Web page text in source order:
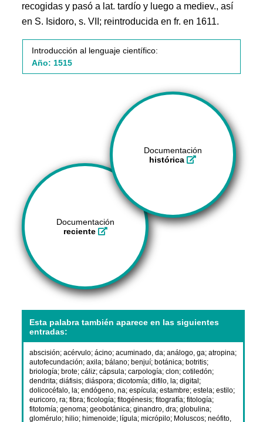
recogidas y pasó a lat. tardío y luego a mediev., así
en S. Isidoro, s. VII; reintroducida en fr. en 1611.
Introducción al lenguaje científico:
Año: 1515
Documentación
histórica
Documentación
reciente
Esta palabra también aparece en las siguientes
entradas:
abscisión;acérvulo;ácino;acuminado, da;análogo, ga;atropina;
autofecundación;axila; bálano; benjuí; botánica; botritis;
briología; brote;cáliz;cápsula;carpología;clon;cotiledón;
dendrita;diáfisis;diáspora;dicotomía;difilo, la;digital ;
dolicocéfalo, la;endógeno, na;espícula;estambre;estela;estilo;
euricoro, ra;fibra;ficología;fitogénesis;fitografía;fitología;
fitotomía;genoma;geobotánica;ginandro, dra;globulina;
glomérulo; hilio; himenoide; lígula;micrópilo; Moluscos;neófito,